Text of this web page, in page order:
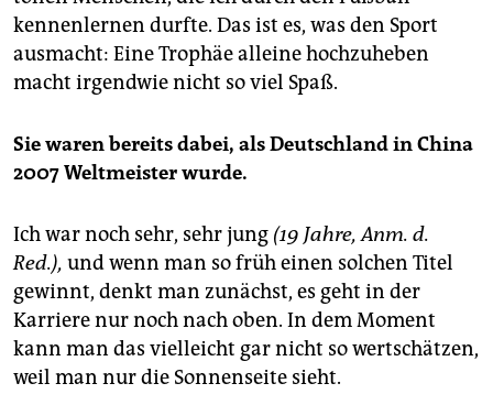
kennenlernen durfte. Das ist es, was den Sport
ausmacht: Eine Trophäe alleine hochzuheben
macht irgendwie nicht so viel Spaß.
Sie waren bereits dabei, als Deutschland in China
2007 Weltmeister wurde.
Ich war noch sehr, sehr jung (19 Jahre, Anm. d.
Red.), und wenn man so früh einen solchen Titel
gewinnt, denkt man zunächst, es geht in der
Karriere nur noch nach oben. In dem Moment
kann man das vielleicht gar nicht so wertschätzen,
weil man nur die Sonnenseite sieht.